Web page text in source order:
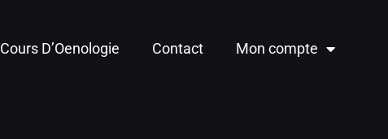
Cours D’Oenologie Contact Mon compte